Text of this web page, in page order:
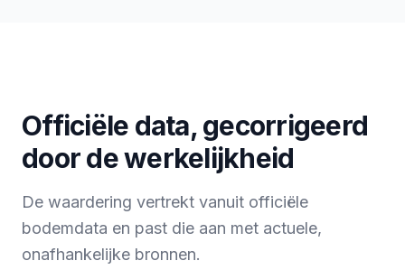
Officiële data, gecorrigeerd
door de werkelijkheid
De waardering vertrekt vanuit officiële
bodemdata en past die aan met actuele,
onafhankelijke bronnen.